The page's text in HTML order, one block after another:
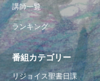
講師一覧
ランキング
番組カテゴリー
リジョイス聖書日課